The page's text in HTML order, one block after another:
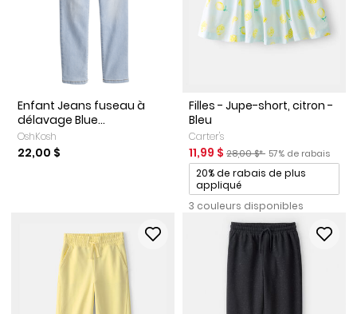
Enfant Jeans fuseau à
délavage Blue...
OshKosh
22,00 $
Filles - Jupe-short, citron -
Bleu
Carter's
Prix de solde
11,99 $ Prix ​​de détail suggéré par le
28,00 $* Pourcentage de
57% de rabais
Promotions
20% de rabais de plus
appliqué
3 couleurs disponibles